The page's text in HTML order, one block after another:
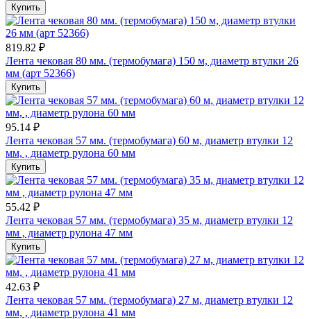
Купить
819.82 ₽
Лента чековая 80 мм. (термобумага) 150 м, диаметр втулки 26
мм (арт 52366)
Купить
95.14 ₽
Лента чековая 57 мм. (термобумага) 60 м, диаметр втулки 12
мм, , диаметр рулона 60 мм
Купить
55.42 ₽
Лента чековая 57 мм. (термобумага) 35 м, диаметр втулки 12
мм , диаметр рулона 47 мм
Купить
42.63 ₽
Лента чековая 57 мм. (термобумага) 27 м, диаметр втулки 12
мм, , диаметр рулона 41 мм